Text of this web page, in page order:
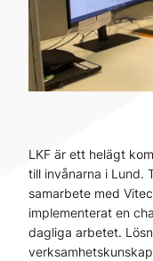
LKF är ett helägt
till invånarna i Lund.
samarbete med
implementerat en
dagliga arbetet.